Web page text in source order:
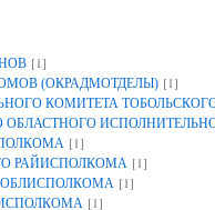
[1]
(ОКРАДМОТДЕЛЫ) [1]
КОМИТЕТА
[1]
РАЙИСПОЛКОМА [1]
[1]
[1]